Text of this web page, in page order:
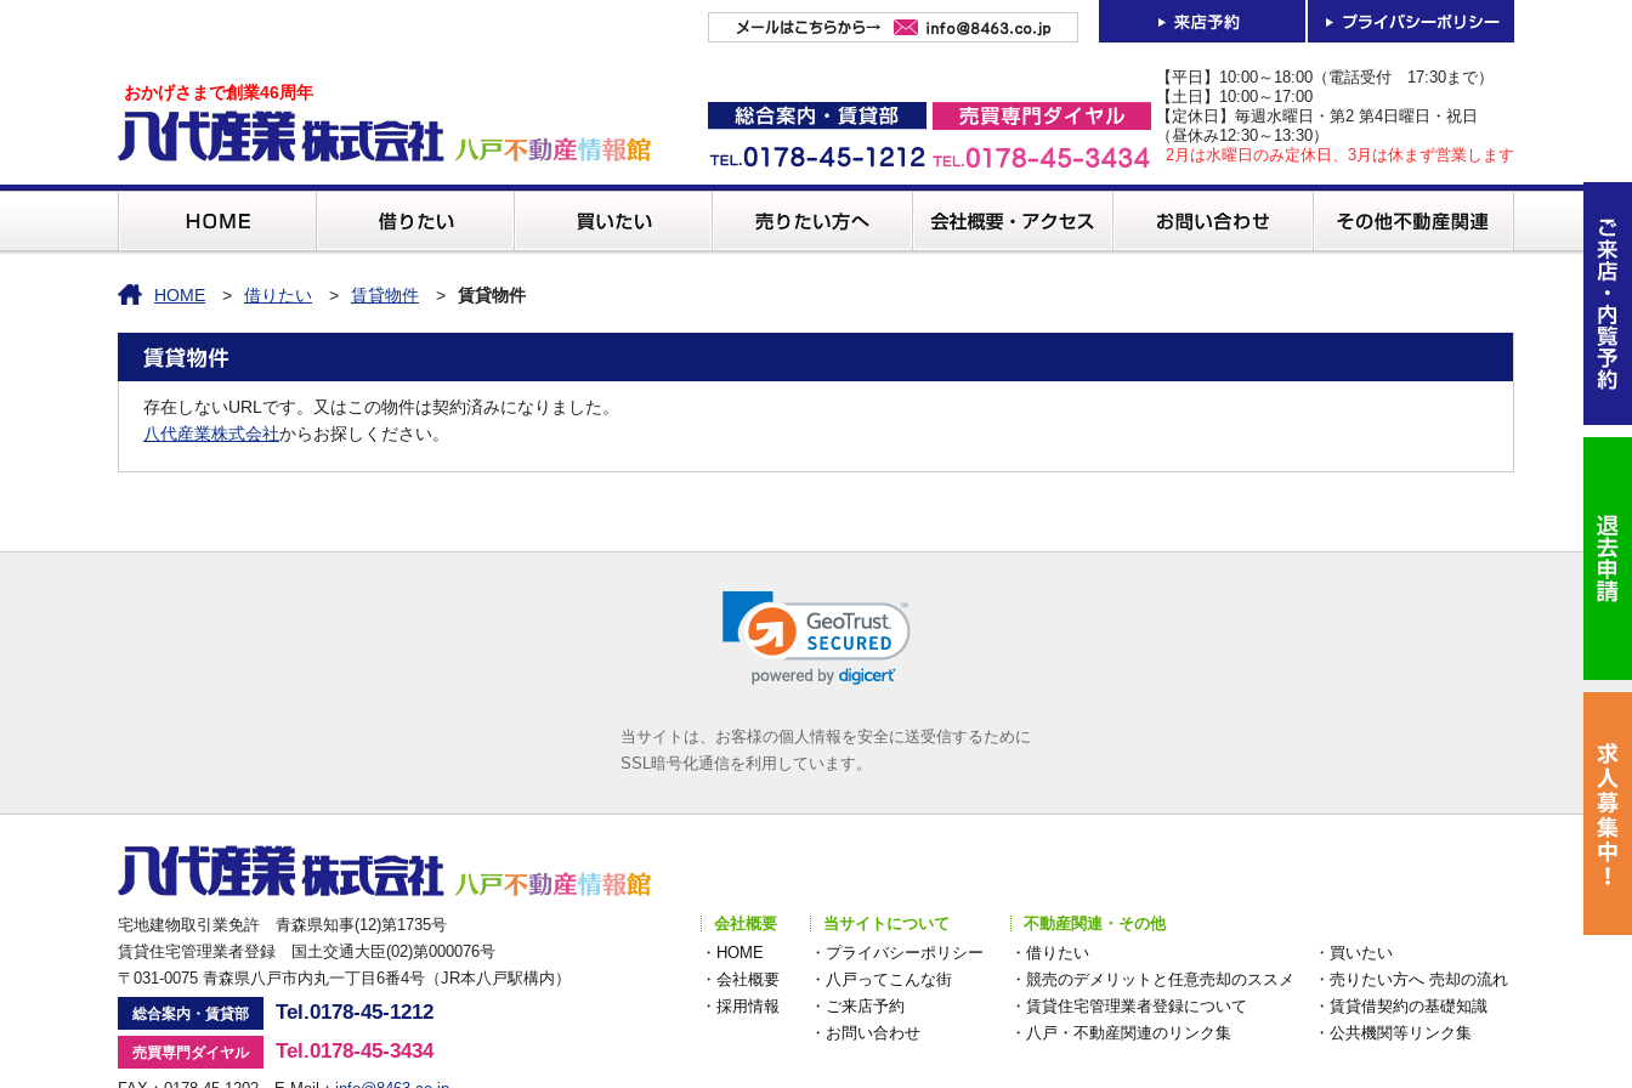
おかげさまで創業46周年
【平日】10:00～18:00（電話受付 17:30まで）
【土日】10:00～17:00
【定休日】毎週水曜日・第2 第4日曜日・祝日
（昼休み12:30～13:30）
2月は水曜日のみ定休日、3月は休まず営業します
HOME 借りたい 賃貸物件 賃貸物件
存在しないURLです。又はこの物件は契約済みになりました。
八代産業株式会社からお探しください。
当サイトは、お客様の個人情報を安全に送受信するために
SSL暗号化通信を利用しています。
宅地建物取引業免許 青森県知事(12)第1735号
賃貸住宅管理業者登録 国土交通大臣(02)第000076号
〒031-0075 青森県八戸市内丸一丁目6番4号（JR本八戸駅構内）
総合案内・賃貸部 Tel.0178-45-1212
売買専門ダイヤル Tel.0178-45-3434
会社概要
・ HOME
・ 会社概要
・ 採用情報
当サイトについて
・ プライバシーポリシー
・ 八戸ってこんな街
・ ご来店予約
・ お問い合わせ
不動産関連・その他
・ 借りたい ・ 買いたい
・ 競売のデメリットと任意売却のススメ ・ 売りたい方へ 売却の流れ
・ 賃貸住宅管理業者登録について ・ 賃貸借契約の基礎知識
・ 八戸・不動産関連のリンク集 ・ 公共機関等リンク集